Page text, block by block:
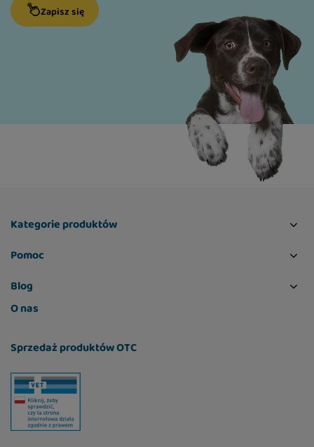
Zapisz się
Kategorie produktów
Pomoc
Blog
O nas
Sprzedaż produktów OTC